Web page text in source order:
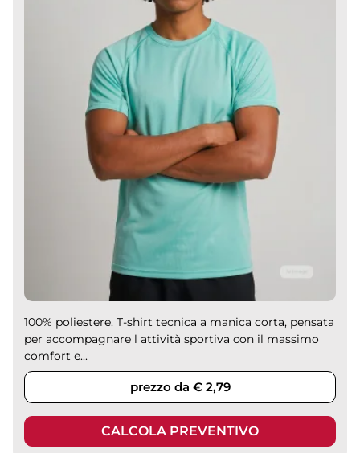
100% poliestere. T-shirt tecnica a manica corta, pensata
per accompagnare l attività sportiva con il massimo
comfort e...
prezzo da € 2,79
CALCOLA PREVENTIVO